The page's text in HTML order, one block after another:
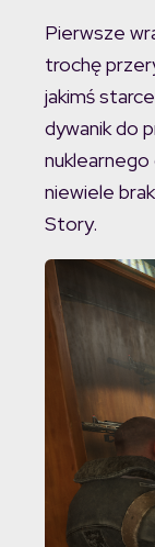
Pierwsze
trochę
jakimś
dywanik do
niewiele
Story.